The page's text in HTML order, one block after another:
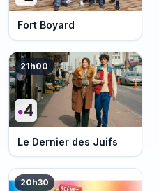
Fort Boyard
21h00
Le Dernier des Juifs
20h30